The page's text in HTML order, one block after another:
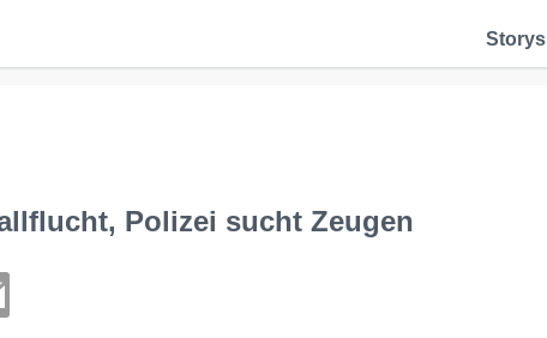
Storys
Polizei sucht Zeugen